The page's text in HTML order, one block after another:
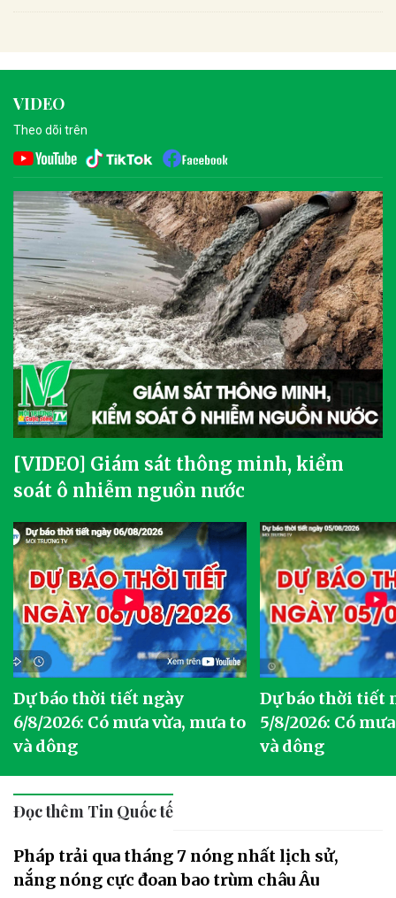
VIDEO
Theo dõi trên
[VIDEO] Giám sát thông minh, kiểm
soát ô nhiễm nguồn nước
Dự báo thời tiết ngày
6/8/2026: Có mưa vừa, mưa to
và dông
Dự báo thời tiết
5/8/2026: Có
và dông
Đọc thêm Tin Quốc tế
Pháp trải qua tháng 7 nóng nhất lịch sử,
nắng nóng cực đoan bao trùm châu Âu